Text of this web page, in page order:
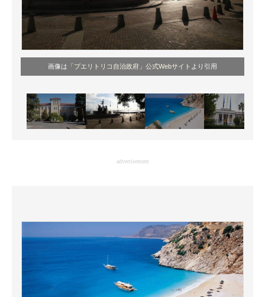
エネルギーの専門メディア
建設×テクノロジーの最前線
ちょっと気になるネットの話題
画像は 「プエリトリコ自治政府」公式Webサイト より引用
advertisement